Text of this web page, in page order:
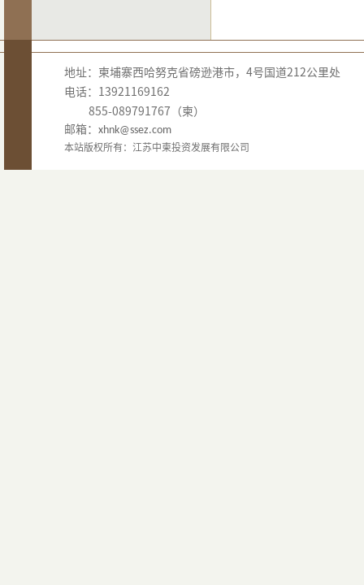
地址：柬埔寨西哈努克省磅逊港市，4号国道212公里处
电话：13921169162
855-089791767（柬）
邮箱： xhnk@ssez.com
本站版权所有：江苏中柬投资发展有限公司